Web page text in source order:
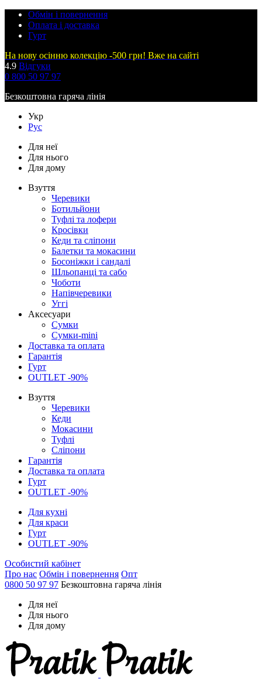
Обмін і повернення
Оплата і доставка
Гурт
На нову осінню колекцію -500 грн! Вже на сайті
4.9 Відгуки
0 800 50 97 97
Безкоштовна гаряча лінія
Укр
Рус
Для неї
Для нього
Для дому
Взуття
Черевики
Ботильйони
Туфлі та лофери
Кросівки
Кеди та сліпони
Балетки та мокасини
Босоніжки і сандалі
Шльопанці та сабо
Чоботи
Напівчеревики
Уггі
Аксесуари
Сумки
Сумки-mini
Доставка та оплата
Гарантія
Гурт
OUTLET -90%
Взуття
Черевики
Кеди
Мокасини
Туфлі
Сліпони
Гарантія
Доставка та оплата
Гурт
OUTLET -90%
Для кухні
Для краси
Гурт
OUTLET -90%
Особистий кабінет
Про нас Обмін і повернення Опт
0800 50 97 97 Безкоштовна гаряча лінія
Для неї
Для нього
Для дому